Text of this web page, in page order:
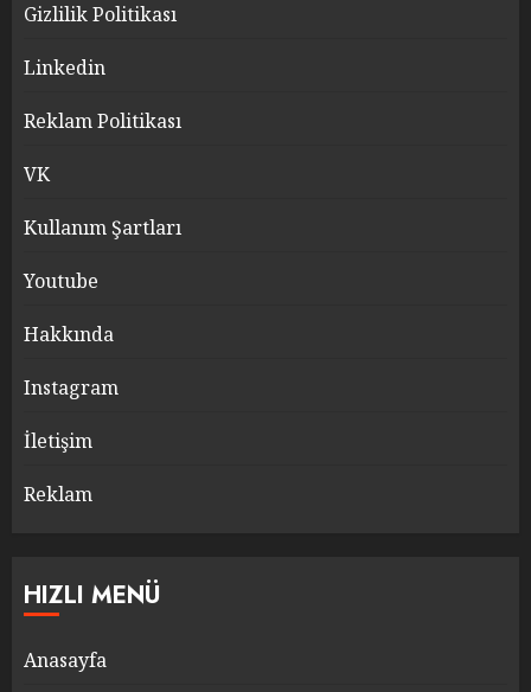
Gizlilik Politikası
Linkedin
Reklam Politikası
VK
Kullanım Şartları
Youtube
Hakkında
Instagram
İletişim
Reklam
HIZLI MENÜ
Anasayfa